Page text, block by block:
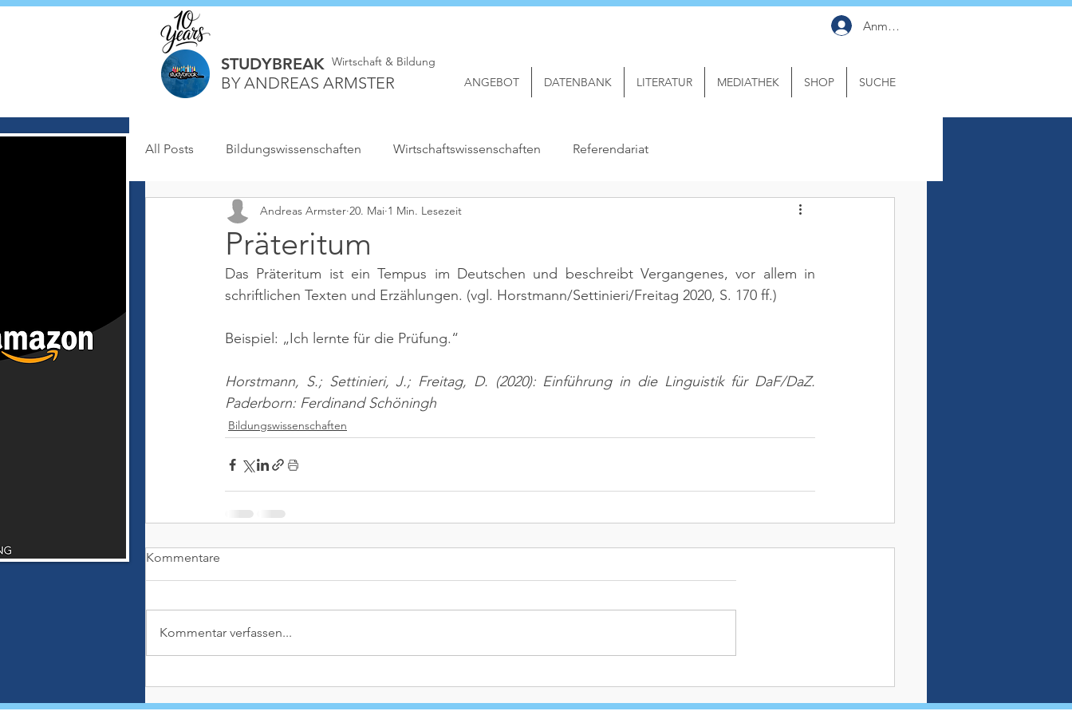
STUDYBREAK
BY ANDREAS ARMSTER
Wirtschaft & Bildung
Anmelden
ANGEBOT DATENBANK LITERATUR MEDIATHEK SHOP SUCHE
All Posts Bildungswissenschaften Wirtschaftswissenschaften Referendariat
Präteritum
Andreas Armster 20. Mai 1 Min. Lesezeit
Das Präteritum ist ein Tempus im Deutschen und beschreibt Vergangenes, vor allem in
schriftlichen Texten und Erzählungen. (vgl. Horstmann/Settinieri/Freitag 2020, S. 170 ff.)
Beispiel: „Ich lernte für die Prüfung.“
Horstmann, S.; Settinieri, J.; Freitag, D. (2020): Einführung in die Linguistik für DaF/DaZ.
Paderborn: Ferdinand Schöningh
Bildungswissenschaften
Kommentare
Kommentar verfassen...